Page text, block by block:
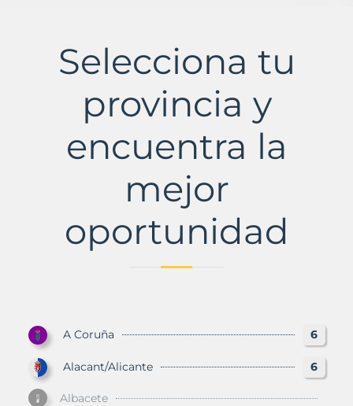
Selecciona tu
provincia y
encuentra la
mejor
oportunidad
A Coruña 6
Alacant/Alicante 6
Albacete